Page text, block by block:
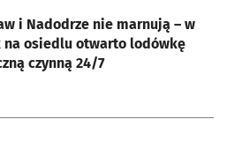
i Nadodrze nie marnują – w
na osiedlu otwarto lodówkę
czynną 24/7